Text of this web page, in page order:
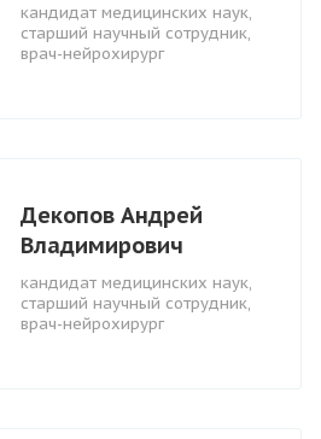
кандидат медицинских наук,
старший научный сотрудник,
врач-нейрохирург
Декопов Андрей
Владимирович
кандидат медицинских наук,
старший научный сотрудник,
врач-нейрохирург